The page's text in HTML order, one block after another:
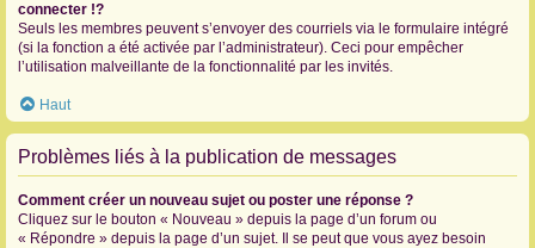
connecter !?
Seuls les membres peuvent s’envoyer des courriels via le formulaire intégré
(si la fonction a été activée par l’administrateur). Ceci pour empêcher
l’utilisation malveillante de la fonctionnalité par les invités.
Haut
Problèmes liés à la publication de messages
Comment créer un nouveau sujet ou poster une réponse ?
Cliquez sur le bouton « Nouveau » depuis la page d’un forum ou
« Répondre » depuis la page d’un sujet. Il se peut que vous ayez besoin